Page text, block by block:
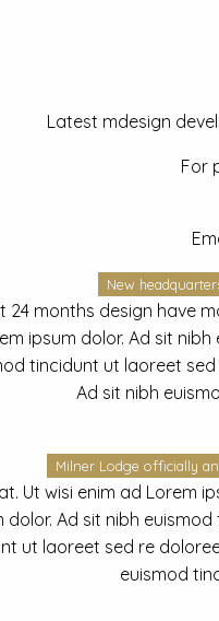
Latest mdesign
For
New
months design have
ipsum dolor. Ad sit
tincidunt ut laoreet
Ad sit nibh
Milner Lodge officially
Ut wisi enim ad Lorem
Ad sit nibh
ut laoreet sed re
euismod